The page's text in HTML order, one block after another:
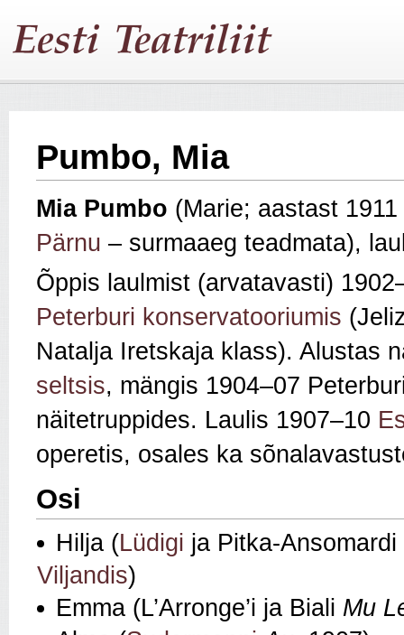
Pumbo, Mia
Mia Pumbo (Marie; aastast
Pärnu – surmaaeg teadmata),
Õppis laulmist (arvatavasti)
Peterburi konservatooriumis
Natalja Iretskaja klass). Alustas
seltsis, mängis 1904–07
näitetruppides. Laulis 1907–10
operetis, osales ka
Osi
Hilja (Lüdigi ja Pitka-Ansomardi
Viljandis)
Emma (L’Arronge’i ja Biali Mu